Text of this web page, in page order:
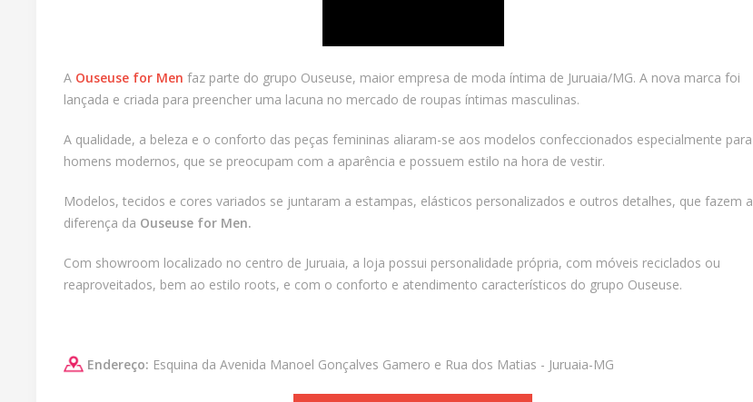
A Ouseuse for Men faz parte do grupo Ouseuse, maior empresa de moda íntima de Juruaia/MG. A nova marca foi
lançada e criada para preencher uma lacuna no mercado de roupas íntimas masculinas.
A qualidade, a beleza e o conforto das peças femininas aliaram-se aos modelos confeccionados especialmente para
homens modernos, que se preocupam com a aparência e possuem estilo na hora de vestir.
Modelos, tecidos e cores variados se juntaram a estampas, elásticos personalizados e outros detalhes, que fazem a
diferença da Ouseuse for Men.
Com showroom localizado no centro de Juruaia, a loja possui personalidade própria, com móveis reciclados ou
reaproveitados, bem ao estilo roots, e com o conforto e atendimento característicos do grupo Ouseuse.
Endereço: Esquina da Avenida Manoel Gonçalves Gamero e Rua dos Matias - Juruaia-MG